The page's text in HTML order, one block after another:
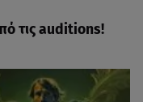
τις auditions!